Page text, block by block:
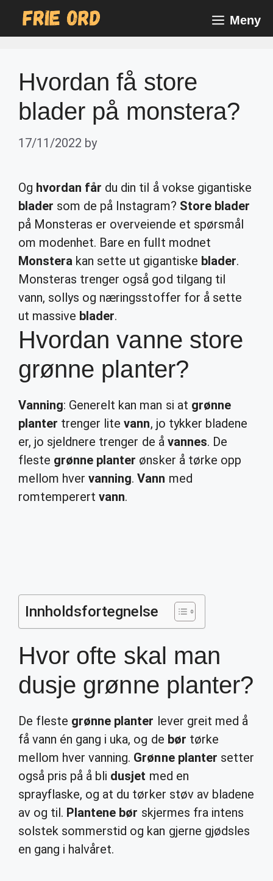
Meny
Hvordan få store
blader på monstera?
17/11/2022 by
Og hvordan får du din til å vokse gigantiske
blader som de på Instagram? Store blader
på Monsteras er overveiende et spørsmål
om modenhet. Bare en fullt modnet
Monstera kan sette ut gigantiske blader.
Monsteras trenger også god tilgang til
vann, sollys og næringsstoffer for å sette
ut massive blader.
Hvordan vanne store
grønne planter?
Vanning: Generelt kan man si at grønne
planter trenger litevann, jo tykker bladene
er, jo sjeldnere trenger de å vannes. De
fleste grønne planter ønsker å tørke opp
mellom hvervanning.Vann med
romtemperertvann.
Innholdsfortegnelse
Hvor ofte skal man
dusje grønne planter?
De fleste grønne planter lever greit med å
få vann én gang i uka, og de bør tørke
mellom hver vanning. Grønne planter setter
også pris på å bli dusjet med en
sprayflaske, og at du tørker støv av bladene
av og til. Plantene bør skjermes fra intens
solstek sommerstid og kan gjerne gjødsles
en gang i halvåret.